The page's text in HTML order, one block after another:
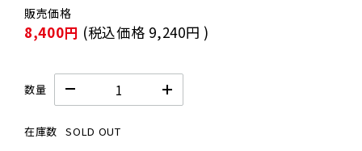
8,400円 (税込価格 9,240円 )
数量
在庫数 SOLD OUT